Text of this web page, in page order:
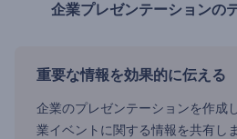
企業プレゼンテーションの
重要な情報を効果的に伝える
企業のプレゼンテーションを作成
業イベントに関する情報を共有しま